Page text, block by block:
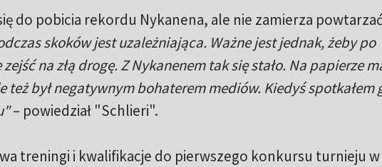
do pobicia rekordu Nykanena, ale nie zamierza
skoków jest uzależniająca. Ważne jest jednak, żeby po
na złą drogę. Z Nykanenem tak się stało. Na papierze
też był negatywnym bohaterem mediów. Kiedyś spotkałem
– powiedział "Schlieri".
treningi i kwalifikacje do pierwszego konkursu turnieju w